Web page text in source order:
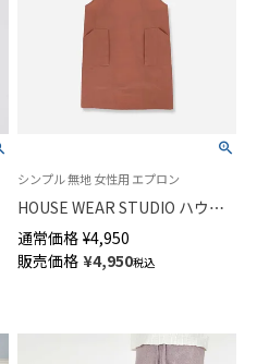
シンプル 無地 女性用 エプロン
HOUSE WEAR STUDIO ハウス
ウェアスタジオ 撥水加工 ナイ
ロン 後結び ロング エプロン レ
ディース 70372093
通常価格 ¥4,950
販売価格 ¥4,950税込